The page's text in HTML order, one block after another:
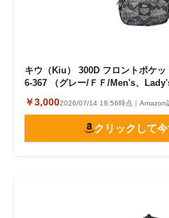
キウ（Kiu） 300D フロントポケ
6-367 （グレー/ＦＦ/Men's、Lady's
￥3,0002026/07/14 18:56時点｜Amazon
クリックして